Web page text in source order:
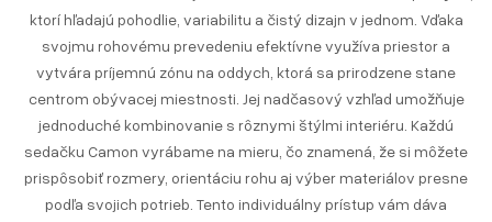
ktorí hľadajú pohodlie, variabilitu a čistý dizajn v jednom. Vďaka
svojmu rohovému prevedeniu efektívne využíva priestor a
vytvára príjemnú zónu na oddych, ktorá sa prirodzene stane
centrom obývacej miestnosti. Jej nadčasový vzhľad umožňuje
jednoduché kombinovanie s rôznymi štýlmi interiéru. Každú
sedačku Camon vyrábame na mieru, čo znamená, že si môžete
prispôsobiť rozmery, orientáciu rohu aj výber materiálov presne
podľa svojich potrieb. Tento individuálny prístup vám dáva